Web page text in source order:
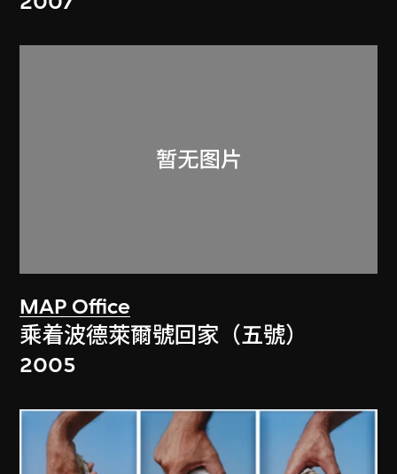
MAP Office
乘着波德萊爾號回家（五號）
2005